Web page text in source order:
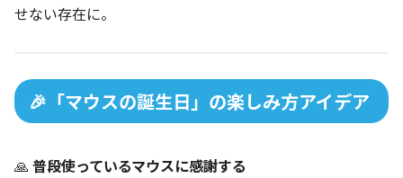
せない存在に。
🎉「マウスの誕生日」の楽しみ方アイデア
🙏 普段使っているマウスに感謝する